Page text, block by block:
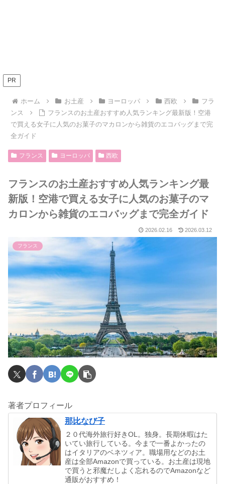
PR
ホーム お土産 ヨーロッパ 西欧
フラ
ンス
フランスのお土産おすすめ人気ランキング最新版！空港
で買える女子に人気のお菓子のマカロンから雑貨のエコバッグまで完
全ガイド
フランス ヨーロッパ 西欧
フランスのお土産おすすめ人気ランキング最
新版！空港で買える女子に人気のお菓子のマ
カロンから雑貨のエコバッグまで完全ガイド
2026.02.16 2026.03.12
フランス
著者プロフィール
那比なび子
２０代海外旅行好きOL。独身。長期休暇はた
いてい旅行している。今まで一番よかったの
はイタリアのベネツィア。職場用などのお土
産は全部Amazonで買っている。お土産は現地
で買うと邪魔だしよく忘れるのでAmazonなど
通販がおすすめ！